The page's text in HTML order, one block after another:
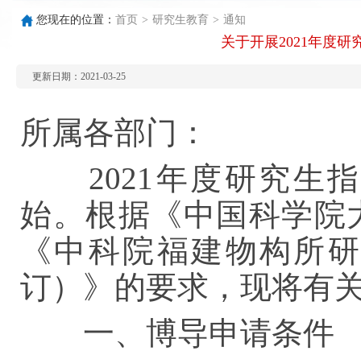
您现在的位置： 首页 > 研究生教育 > 通知
关于开展2021年度研
更新日期：2021-03-25
所属各部门：
2021年度研究生
始。根据《中国科学院
《中科院福建物构所
订）》的要求，现将有
一、博导申请条件